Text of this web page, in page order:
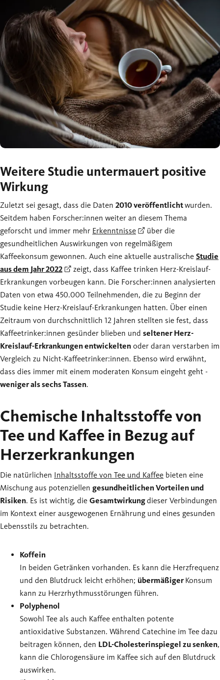
Weitere Studie untermauert positive
Wirkung
Zuletzt sei gesagt, dass die Daten 2010 veröffentlichtwurden.
Seitdem haben Forscher:innen weiter an diesem Thema
geforscht und immer mehr Erkenntnisse
über die
gesundheitlichen Auswirkungen von regelmäßigem
Kaffeekonsum gewonnen. Auch eine aktuelle australische Studie
aus dem Jahr 2022
zeigt, dass Kaffee trinken Herz-Kreislauf-
Erkrankungen vorbeugen kann. Die Forscher:innen analysierten
Daten von etwa 450.000 Teilnehmenden, die zu Beginn der
Studie keine Herz-Kreislauf-Erkrankungen hatten. Über einen
Zeitraum von durchschnittlich 12 Jahren stellten sie fest, dass
Kaffeetrinker:innen gesünder blieben und seltener Herz-
Kreislauf-Erkrankungen entwickelten oder daran verstarben im
Vergleich zu Nicht-Kaffeetrinker:innen. Ebenso wird erwähnt,
dass dies immer mit einem moderaten Konsum eingeht geht -
weniger als sechs Tassen.
Chemische Inhaltsstoffe von
Tee und Kaffee in Bezug auf
Herzerkrankungen
Die natürlichen Inhaltsstoffe von Tee und Kaffee bieten eine
Mischung aus potenziellen gesundheitlichen Vorteilen und
Risiken. Es ist wichtig, die Gesamtwirkungdieser Verbindungen
im Kontext einer ausgewogenen Ernährung und eines gesunden
Lebensstils zu betrachten.
Koffein
In beiden Getränken vorhanden. Es kann die Herzfrequenz
und den Blutdruck leicht erhöhen; übermäßigerKonsum
kann zu Herzrhythmusstörungen führen.
Polyphenol
Sowohl Tee als auch Kaffee enthalten potente
antioxidative Substanzen. Während Catechine im Tee dazu
beitragen können, den LDL-Cholesterinspiegel zu senken,
kann die Chlorogensäure im Kaffee sich auf den Blutdruck
auswirken.